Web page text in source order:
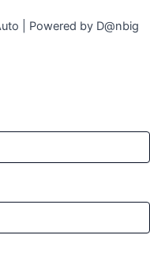
| Powered by D@nbig